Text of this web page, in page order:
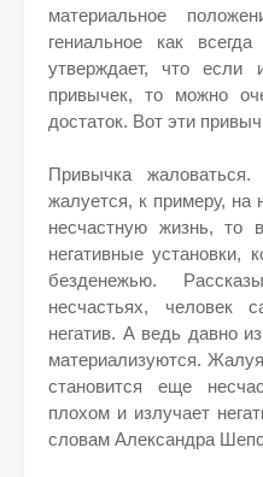
материальное
гениальное как
утверждает, что если
привычек, то можно
достаток. Вот эти
Привычка
жалуется, к примеру, на
несчастную жизнь, то
негативные
безденежью.
несчастьях, человек
негатив. А ведь давно
материализуются.
становится еще
плохом и излучает
словам Александра